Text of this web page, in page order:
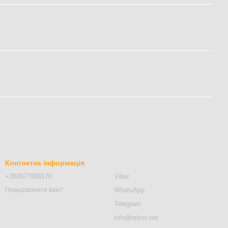
Контактна інформація
+380677880170
Передзвонити вам?
Viber
WhatsApp
Telegram
info@orkov.net